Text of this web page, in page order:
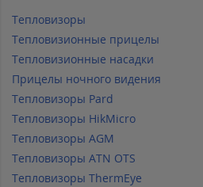
Тепловизоры
Тепловизионные прицелы
Тепловизионные насадки
Прицелы ночного видения
Тепловизоры Pard
Тепловизоры HikMicro
Тепловизоры AGM
Тепловизоры ATN OTS
Тепловизоры ThermEye